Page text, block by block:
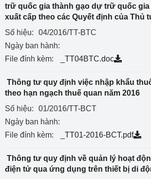
trữ quốc gia thành gạo dự trữ quốc
xuất cấp theo các Quyết định của Thủ
Số hiệu:
04/2016/TT-BTC
Ngày ban hành:
File đính kèm:
_TT04BTC.doc
Thông tư quy định việc nhập khẩu
theo hạn ngạch thuế quan năm 2016
Số hiệu:
01/2016/TT-BCT
Ngày ban hành:
File đính kèm:
_TT01-2016-BCT.pdf
Thông tư quy định về quản lý hoạt
điện tử qua ứng dụng trên thiết bị di